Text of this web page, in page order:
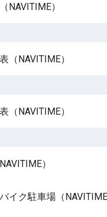
NAVITIME）
（NAVITIME）
（NAVITIME）
）
イク駐車場（NAVITIME